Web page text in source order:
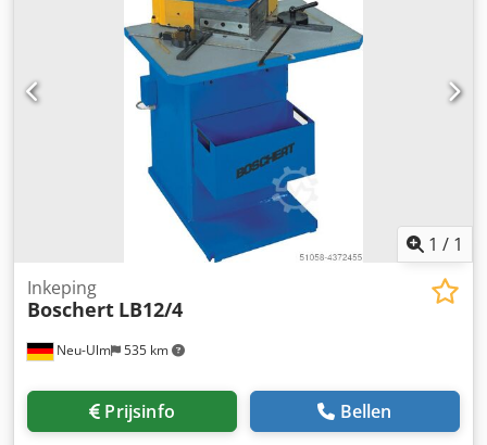
1 / 1
Neu-Ulm 535 km
Inkeping
Boschert LB12/4
Prijsinfo Bellen